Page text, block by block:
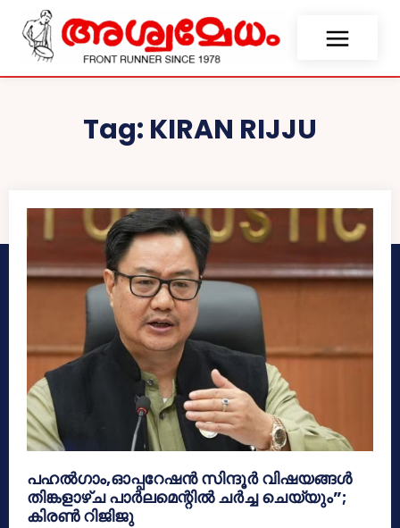
Tag: KIRAN RIJJU
പഹൽഗാം,ഓപ്പറേഷൻ സിന്ദൂർ വിഷയങ്ങൾ
തിങ്കളാഴ്ച പാർലമെന്റിൽ ചർച്ച ചെയ്യും”;
കിരൺ റിജിജു